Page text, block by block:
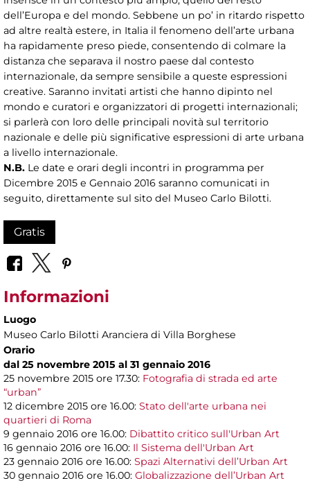
dell’Europa e del mondo. Sebbene un po’ in ritardo rispetto
ad altre realtà estere, in Italia il fenomeno dell’arte urbana
ha rapidamente preso piede, consentendo di colmare la
distanza che separava il nostro paese dal contesto
internazionale, da sempre sensibile a queste espressioni
creative. Saranno invitati artisti che hanno dipinto nel
mondo e curatori e organizzatori di progetti internazionali;
si parlerà con loro delle principali novità sul territorio
nazionale e delle più significative espressioni di arte urbana
a livello internazionale.
N.B. Le date e orari degli incontri in programma per
Dicembre 2015 e Gennaio 2016 saranno comunicati in
seguito, direttamente sul sito del Museo Carlo Bilotti.
Gratis
Informazioni
Luogo
Museo Carlo Bilotti Aranciera di Villa Borghese
Orario
dal 25 novembre 2015 al 31 gennaio 2016
25 novembre 2015 ore 17.30: Fotografia di strada ed arte
“urban”
12 dicembre 2015 ore 16.00: Stato dell'arte urbana nei
quartieri di Roma
9 gennaio 2016 ore 16.00: Dibattito critico sull'Urban Art
16 gennaio 2016 ore 16.00: Il Sistema dell'Urban Art
23 gennaio 2016 ore 16.00: Spazi Alternativi dell’Urban Art
30 gennaio 2016 ore 16.00: Globalizzazione dell’Urban Art